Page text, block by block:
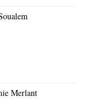
Merlant